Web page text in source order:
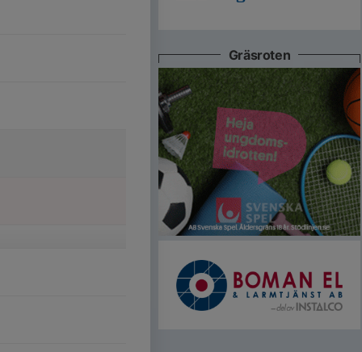
Gräsroten